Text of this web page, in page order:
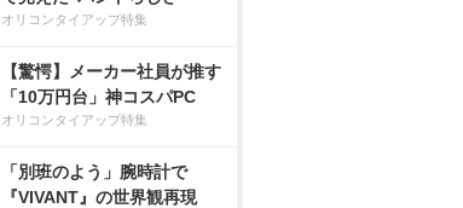
オリコンタイアップ特集
【驚愕】メーカー社員が推す
「10万円台」神コスパPC
オリコンタイアップ特集
「別班のよう」腕時計で
『VIVANT』の世界観再現